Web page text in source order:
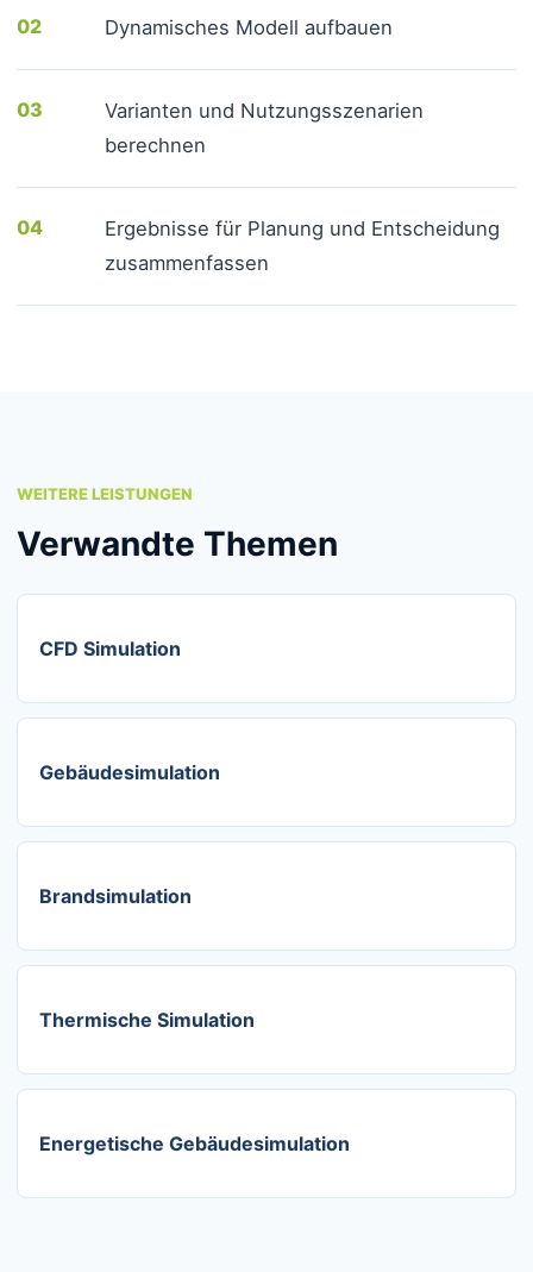
02 Dynamisches Modell aufbauen
03
Varianten und Nutzungsszenarien
berechnen
04
Ergebnisse für Planung und Entscheidung
zusammenfassen
WEITERE LEISTUNGEN
Verwandte Themen
CFD Simulation
Gebäudesimulation
Brandsimulation
Thermische Simulation
Energetische Gebäudesimulation